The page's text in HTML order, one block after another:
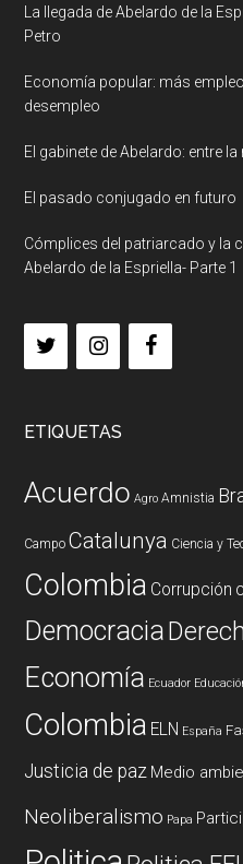
La llegada de Abelardo de la
Petro
Economía popular: más
desempleo
El gabinete de Abelardo: entre
El pasado conjugado en futuro
Cómplices del patriarcado y la
Abelardo de la Espriella- Parte 1
ETIQUETAS
Acuerdo Agro Amnistia
Campo Catalunya Ciencia y
Colombia Corrupción
Democracia
Economía Ecuador
Colombia ELN España
Justicia de paz Medio
Neoliberalismo Papa